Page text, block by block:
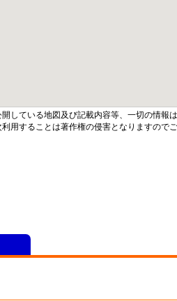
している地図及び記載内容等、一切の情報
用することは著作権の侵害となりますのでご